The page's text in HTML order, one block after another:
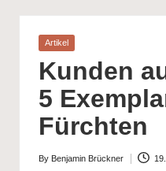
l
a
n
c
i
u
Posted
Artikel
Kunden
5
Fürchten
Posted
By Benjamin Brückner